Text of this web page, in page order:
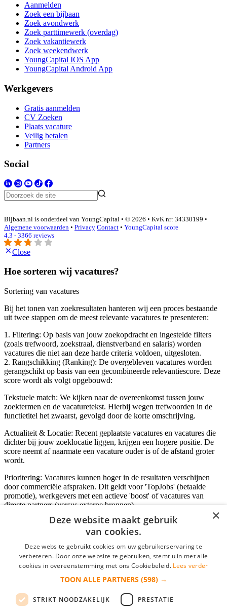
Aanmelden
Zoek een bijbaan
Zoek avondwerk
Zoek parttimewerk (overdag)
Zoek vakantiewerk
Zoek weekendwerk
YoungCapital IOS App
YoungCapital Android App
Werkgevers
Gratis aanmelden
CV Zoeken
Plaats vacature
Veilig betalen
Partners
Social
Bijbaan.nl is onderdeel van YoungCapital • © 2026 • KvK nr: 34330199 •
Algemene voorwaarden • Privacy Contact • YoungCapital score
4.3 - 3366 reviews
Close
Hoe sorteren wij vacatures?
Sortering van vacatures
Bij het tonen van zoekresultaten hanteren wij een proces bestaande
uit twee stappen om de meest relevante vacatures te presenteren:
1. Filtering: Op basis van jouw zoekopdracht en ingestelde filters
(zoals trefwoord, zoekstraal, dienstverband en salaris) worden
vacatures die niet aan deze harde criteria voldoen, uitgesloten.
2. Rangschikking (Ranking): De overgebleven vacatures worden
gerangschikt op basis van een gecombineerde relevantiescore. Deze
score wordt als volgt opgebouwd:
Tekstuele match: We kijken naar de overeenkomst tussen jouw
zoektermen en de vacaturetekst. Hierbij wegen trefwoorden in de
functietitel het zwaarst, gevolgd door de korte omschrijving.
Actualiteit & Locatie: Recent geplaatste vacatures en vacatures die
dichter bij jouw zoeklocatie liggen, krijgen een hogere positie. De
score neemt af naarmate een vacature ouder is of de afstand groter
wordt.
Prioritering: Vacatures kunnen hoger in de resultaten verschijnen
door commerciële afspraken. Dit geldt voor 'TopJobs' (betaalde
promotie), werkgevers met een actieve 'boost' of vacatures van
directe partners (versus externe bronnen).
Inloggen als bedrijf
*
login gegevens onthouden
×
Deze website maakt gebruik
van cookies.
Deze website gebruikt cookies om uw gebruikerservaring te
verbeteren. Door onze website te gebruiken, stemt u in met alle
cookies in overeenstemming met ons Cookiebeleid. Lees verder
TOON ALLE PARTNERS (598) →
STRIKT NOODZAKELIJK PRESTATIE